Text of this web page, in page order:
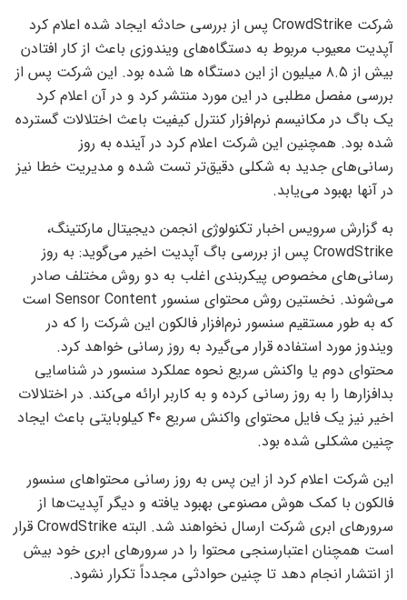
شرکت CrowdStrike پس از بررسی حادثه ایجاد شده اعلام کرد
آپدیت معیوب مربوط به دستگاه‌های ویندوزی باعث از کار افتادن
بیش از ۸.۵ میلیون از این دستگاه ها شده بود. این شرکت پس از
بررسی مفصل مطلبی در این مورد منتشر کرد و در آن اعلام کرد
یک باگ در مکانیسم نرم‌افزار کنترل کیفیت باعث اختلالات گسترده
شده بود. همچنین این شرکت اعلام کرد در آینده به روز
رسانی‌های جدید به شکلی دقیق‌تر تست شده و مدیریت خطا نیز
در آنها بهبود می‌یابد.
به گزارش سرویس اخبار تکنولوژی انجمن دیجیتال مارکتینگ،
CrowdStrike پس از بررسی باگ آپدیت اخیر می‌گوید: به روز
رسانی‌های مخصوص پیکربندی اغلب به دو روش مختلف صادر
می‌شوند. نخستین روش محتوای سنسور Sensor Content است
که به طور مستقیم سنسور نرم‌افزار فالکون این شرکت را که در
ویندوز مورد استفاده قرار می‌گیرد به روز رسانی خواهد کرد.
محتوای دوم یا واکنش سریع نحوه عملکرد سنسور در شناسایی
بدافزارها را به روز رسانی کرده و به کاربر ارائه می‌کند. در اختلالات
اخیر نیز یک فایل محتوای واکنش سریع ۴۰ کیلوبایتی باعث ایجاد
چنین مشکلی شده بود.
این شرکت اعلام کرد از این پس به روز رسانی محتواهای سنسور
فالکون با کمک هوش مصنوعی بهبود یافته و دیگر آپدیت‌ها از
سرورهای ابری شرکت ارسال نخواهند شد. البته CrowdStrike قرار
است همچنان اعتبارسنجی محتوا را در سرورهای ابری خود بیش
از انتشار انجام دهد تا چنین حوادثی مجدداً تکرار نشود.